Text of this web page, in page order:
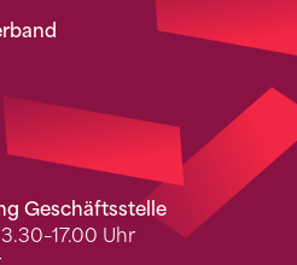
Geschäftsstelle
Uhr